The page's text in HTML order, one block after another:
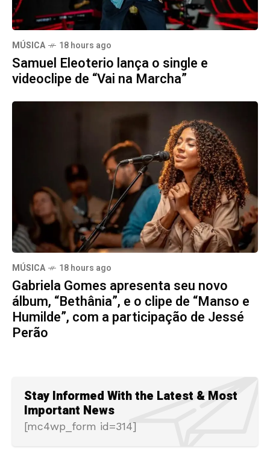
MÚSICA 18 hours ago
Samuel Eleoterio lança o single e
videoclipe de “Vai na Marcha”
MÚSICA 18 hours ago
Gabriela Gomes apresenta seu novo
álbum, “Bethânia”, e o clipe de “Manso e
Humilde”, com a participação de Jessé
Perão
Stay Informed With the Latest & Most
Important News
[mc4wp_form id=314]